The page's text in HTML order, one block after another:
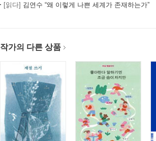
[읽다] 김연수 “왜 이렇게 나쁜 세계가 존재하는가”
작가의 다른 상품